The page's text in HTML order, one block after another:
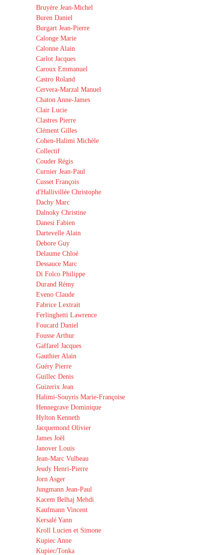
Bruyère Jean-Michel
Buren Daniel
Burgart Jean-Pierre
Calonge Marie
Calonne Alain
Carlot Jacques
Caroux Emmanuel
Castro Roland
Cervera-Marzal Manuel
Chaton Anne-James
Clair Lucie
Clastres Pierre
Clément Gilles
Cohen-Halimi Michèle
Collectif
Couder Régis
Curnier Jean-Paul
Cusset François
d'Hallivillée Christophe
Dachy Marc
Dalnoky Christine
Danesi Fabien
Dartevelle Alain
Debore Guy
Delaume Chloé
Dessauce Marc
Di Folco Philippe
Durand Rémy
Eveno Claude
Fabrice Lextrait
Ferlinghetti Lawrence
Foucard Daniel
Fousse Arthur
Gaffarel Jacques
Gauthier Alain
Guéry Pierre
Guillec Denis
Guizerix Jean
Halimi-Souyris Marie-Françoise
Hennegrave Dominique
Hylton Kenneth
Jacquemond Olivier
James Joël
Janover Louis
Jean-Marc Vulbeau
Jeudy Henri-Pierre
Jorn Asger
Jungmann Jean-Paul
Kacem Belhaj Mehdi
Kaufmann Vincent
Kersalé Yann
Kroll Lucien et Simone
Kupiec Anne
Kupiec/Tonka